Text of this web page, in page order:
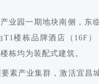
业园一期地块南侧，东
楼栋品牌酒店（16F
栋均为装配式建筑。
要素产业集群，激活宜昌